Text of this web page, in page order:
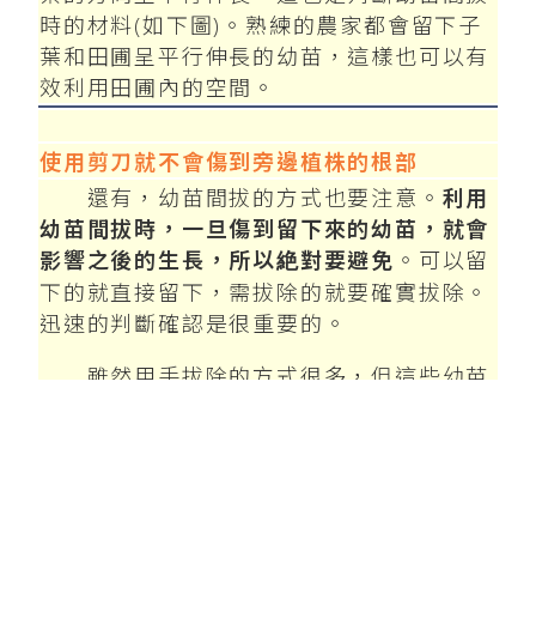
時的材料(如下圖)。熟練的農家都會留下子
葉和田圃呈平行伸長的幼苗，這樣也可以有
效利用田圃內的空間。
使用剪刀就不會傷到旁邊植株的根部
還有，幼苗間拔的方式也要注意。 利用
幼苗間拔時，一旦傷到留下來的幼苗，就會
影響之後的生長，所以絶對要避免 。可以留
下的就直接留下，需拔除的就要確實拔除。
迅速的判斷確認是很重要的。
雖然用手拔除的方式很多，但這些幼苗